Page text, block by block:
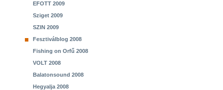
EFOTT 2009
Sziget 2009
SZIN 2009
Fesztiválblog 2008
Fishing on Orfű 2008
VOLT 2008
Balatonsound 2008
Hegyalja 2008